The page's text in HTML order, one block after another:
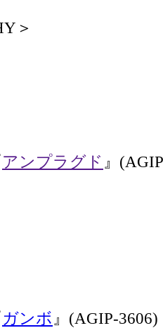
＞
アンプラグド 』
ガンボ 』(AGIP-3606)